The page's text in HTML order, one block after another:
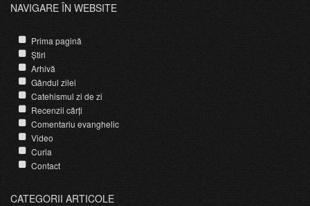
NAVIGARE ÎN WEBSITE
Prima pagină
Știri
Arhivă
Gândul zilei
Catehismul zi de zi
Recenzii cărți
Comentariu evanghelic
Video
Curia
Contact
CATEGORII ARTICOLE